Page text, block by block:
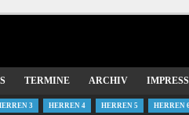
TERMINE ARCHIV
3 HERREN 4 HERREN 5 HERREN